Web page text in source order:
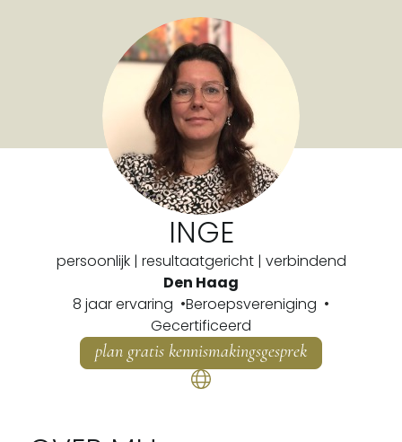
INGE
persoonlijk | resultaatgericht | verbindend
Den Haag
8 jaar ervaring
Beroepsvereniging
Gecertificeerd
plan gratis kennismakingsgesprek